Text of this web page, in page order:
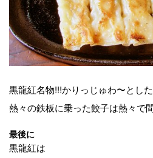
黒龍紅名物!!!かりっじゅわ〜とし
熱々の鉄板に乗った餃子は熱々で
最後に
黒龍紅は